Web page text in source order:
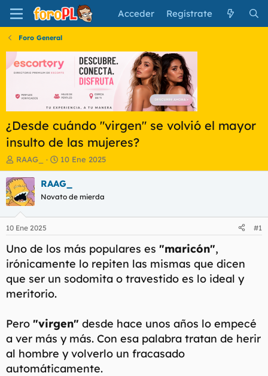
Acceder Regístrate
Foro General
¿Desde cuándo "virgen" se volvió el mayor
insulto de las mujeres?
I
n
i
c
i
a
d
o
r
d
e
l
e
a
RAAG_
F
e
c
a
i
c
i
10 Ene 2025
RAAG_
Novato de mierda
10 Ene 2025 #1
Uno de los más populares es "maricón",
irónicamente lo repiten las mismas que dicen
que ser un sodomita o travestido es lo ideal y
meritorio.
Pero "virgen" desde hace unos años lo empecé
a ver más y más. Con esa palabra tratan de herir
al hombre y volverlo un fracasado
automáticamente.